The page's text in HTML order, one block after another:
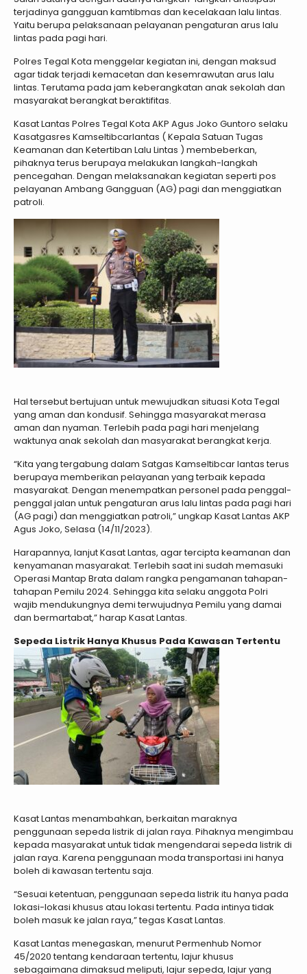
terjadinya gangguan kamtibmas dan kecelakaan lalu lintas.
Yaitu berupa pelaksanaan pelayanan pengaturan arus lalu
lintas pada pagi hari.
Polres Tegal Kota menggelar kegiatan ini, dengan maksud
agar tidak terjadi kemacetan dan kesemrawutan arus lalu
lintas. Terutama pada jam keberangkatan anak sekolah dan
masyarakat berangkat beraktifitas.
Kasat Lantas Polres Tegal Kota AKP Agus Joko Guntoro selaku
Kasatgasres Kamseltibcarlantas ( Kepala Satuan Tugas
Keamanan dan Ketertiban Lalu Lintas ) membeberkan,
pihaknya terus berupaya melakukan langkah-langkah
pencegahan. Dengan melaksanakan kegiatan seperti pos
pelayanan Ambang Gangguan (AG) pagi dan menggiatkan
patroli.
Hal tersebut bertujuan untuk mewujudkan situasi Kota Tegal
yang aman dan kondusif. Sehingga masyarakat merasa
aman dan nyaman. Terlebih pada pagi hari menjelang
waktunya anak sekolah dan masyarakat berangkat kerja.
“Kita yang tergabung dalam Satgas Kamseltibcar lantas terus
berupaya memberikan pelayanan yang terbaik kepada
masyarakat. Dengan menempatkan personel pada penggal-
penggal jalan untuk pengaturan arus lalu lintas pada pagi hari
(AG pagi) dan menggiatkan patroli,” ungkap Kasat Lantas AKP
Agus Joko, Selasa (14/11/2023).
Harapannya, lanjut Kasat Lantas, agar tercipta keamanan dan
kenyamanan masyarakat. Terlebih saat ini sudah memasuki
Operasi Mantap Brata dalam rangka pengamanan tahapan-
tahapan Pemilu 2024. Sehingga kita selaku anggota Polri
wajib mendukungnya demi terwujudnya Pemilu yang damai
dan bermartabat,” harap Kasat Lantas.
Sepeda Listrik Hanya Khusus Pada Kawasan Tertentu
Kasat Lantas menambahkan, berkaitan maraknya
penggunaan sepeda listrik di jalan raya. Pihaknya mengimbau
kepada masyarakat untuk tidak mengendarai sepeda listrik di
jalan raya. Karena penggunaan moda transportasi ini hanya
boleh di kawasan tertentu saja.
“Sesuai ketentuan, penggunaan sepeda listrik itu hanya pada
lokasi-lokasi khusus atau lokasi tertentu. Pada intinya tidak
boleh masuk ke jalan raya,” tegas Kasat Lantas.
Kasat Lantas menegaskan, menurut Permenhub Nomor
45/2020 tentang kendaraan tertentu, lajur khusus
sebagaimana dimaksud meliputi, lajur sepeda, lajur yang